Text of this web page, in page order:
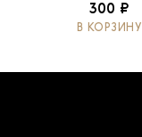
300 ₽
В КОРЗИНУ